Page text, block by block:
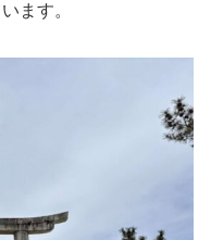
ます。